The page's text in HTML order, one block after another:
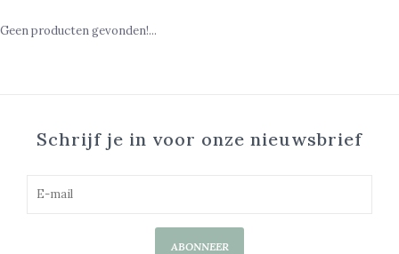
Geen producten gevonden!...
Schrijf je in voor onze nieuwsbrief
ABONNEER